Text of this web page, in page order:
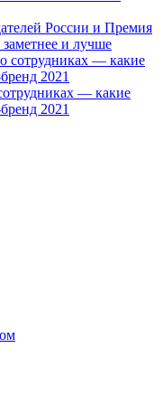
России и Премия
и лучше
— какие
2021